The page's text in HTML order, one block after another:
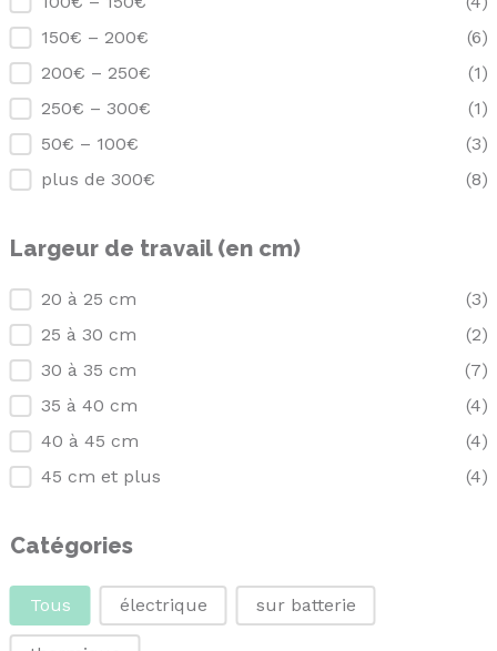
150€ – 200€
(6)
200€ – 250€
(1)
250€ – 300€
(1)
50€ – 100€
(3)
plus de 300€
(8)
Largeur de travail (en cm)
Largeur de travail (en cm)
20 à 25 cm
(3)
25 à 30 cm
(2)
30 à 35 cm
(7)
35 à 40 cm
(4)
40 à 45 cm
(4)
45 cm et plus
(4)
Catégories
Catégories
Tous électrique sur batterie